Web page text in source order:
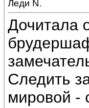
Леди N.
Дочитала
Следить
мировой -